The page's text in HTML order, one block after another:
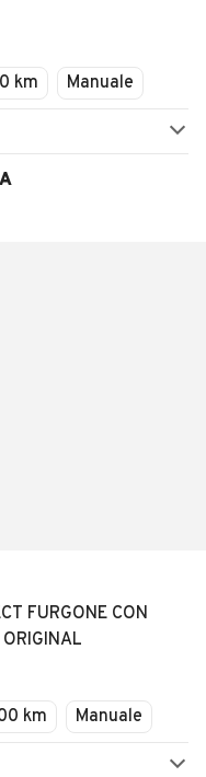
km Manuale
FURGONE CON
km Manuale